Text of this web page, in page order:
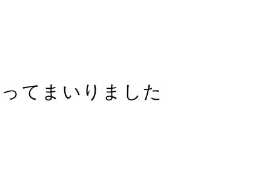
てまいりました